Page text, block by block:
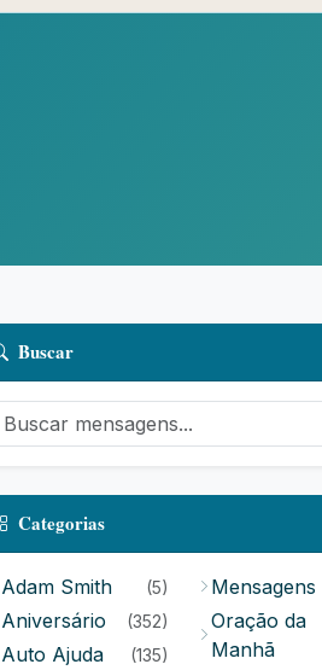
Buscar
Categorias
Adam Smith (5)
Aniversário (352)
Auto Ajuda (135)
Mensagens
Oração da
Manhã